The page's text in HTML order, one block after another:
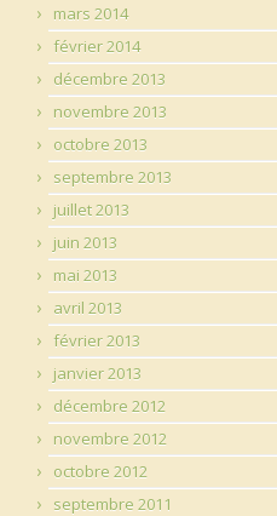
mars 2014
février 2014
décembre 2013
novembre 2013
octobre 2013
septembre 2013
juillet 2013
juin 2013
mai 2013
avril 2013
février 2013
janvier 2013
décembre 2012
novembre 2012
octobre 2012
septembre 2011